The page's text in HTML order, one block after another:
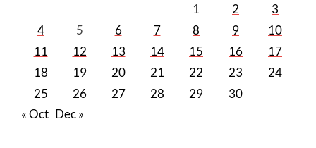
1 2
3
4
5 6 7 8 9
10
11
12 13 14 15 16
17
18
19 20 21 22 23
24
25
26 27 28 29
30
« Oct Dec »